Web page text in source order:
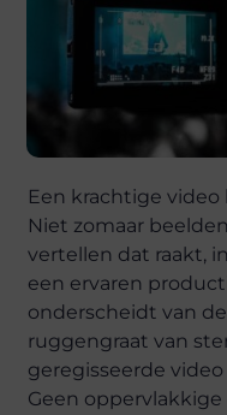
Een krachtige
Niet zomaar
vertellen dat raakt,
een ervaren
onderscheidt van
ruggengraat van
geregisseerde
Geen